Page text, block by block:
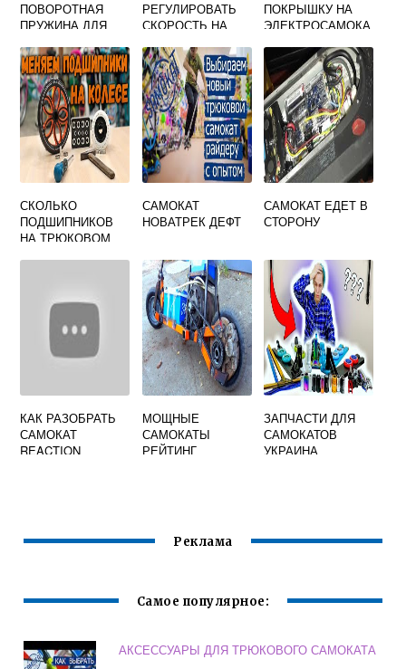
ПОВОРОТНАЯ
ПРУЖИНА ДЛЯ
ДЕТСКОГО
РЕГУЛИРОВАТЬ
СКОРОСТЬ НА
ПОКРЫШКУ НА
ЭЛЕКТРОСАМОКА
СКОЛЬКО
ПОДШИПНИКОВ
НА ТРЮКОВОМ
САМОКАТ
НОВАТРЕК ДЕФТ
САМОКАТ ЕДЕТ В
СТОРОНУ
КАК РАЗОБРАТЬ
САМОКАТ
REACTION
МОЩНЫЕ
САМОКАТЫ
РЕЙТИНГ
ЗАПЧАСТИ ДЛЯ
САМОКАТОВ
УКРАИНА
Реклама
Самое популярное:
АКСЕССУАРЫ ДЛЯ ТРЮКОВОГО САМОКАТА